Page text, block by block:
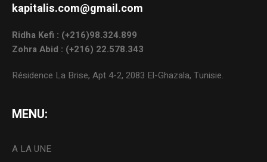
kapitalis.com@gmail.com
Ridha Kefi : (+216)98.324.899
Zohra Abid : (+216) 22.578.343
Résidence La Brise, Apt 4-2, 2083 El-Ghazala, Tunisie.
MENU:
A LA UNE